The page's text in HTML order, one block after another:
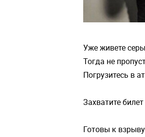
Уже живете
Тогда не
Погрузитесь в
Захватите
Готовы к